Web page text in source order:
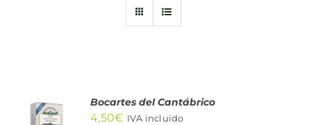
AÑADIR
AL
Bocartes del Cantábrico
4,50€ IVA incluido